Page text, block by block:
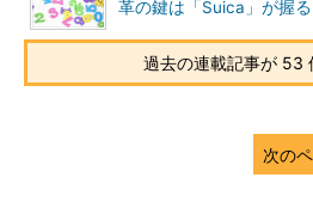
革の鍵は「Suica」が握る
過去の連載記事が 53
次の